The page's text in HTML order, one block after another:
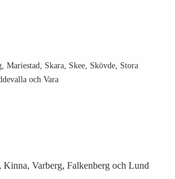
Skara, Skee, Skövde, Stora
och Vara
Kinna, Varberg, Falkenberg och Lund